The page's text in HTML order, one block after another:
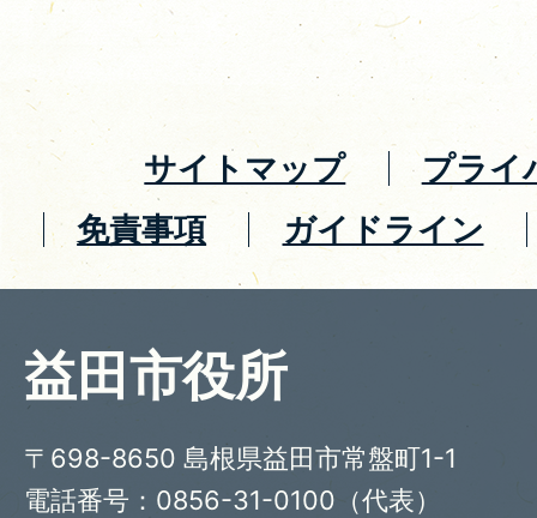
サイトマップ
プライ
免責事項
ガイドライン
益田市役所
〒698-8650 島根県益田市常盤町1-1
電話番号：0856-31-0100（代表）